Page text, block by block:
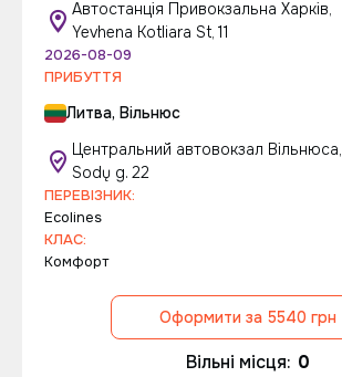
Автостанція Привокзальна Харків,
Yevhena Kotliara St, 11
2026-08-09
ПРИБУТТЯ
Литва, Вільнюс
Центральний автовокзал Вільнюса,
Sodų g. 22
ПЕРЕВІЗНИК:
Ecolines
КЛАС:
Комфорт
Оформити за 5540 грн
Вільні місця: 0